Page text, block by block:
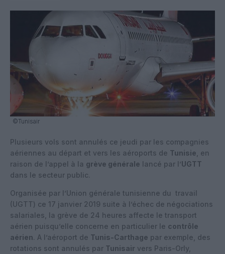
©Tunisair
Plusieurs vols sont annulés ce jeudi par les compagnies
aériennes au départ et vers les aéroports de Tunisie , en
raison de l’appel à la grève générale lancé par l’UGTT
dans le secteur public.
Organisée par l’Union générale tunisienne du travail
(UGTT) ce 17 janvier 2019 suite à l’échec de négociations
salariales, la grève de 24 heures affecte le transport
aérien puisqu’elle concerne en particulier le contrôle
aérien. A l’aéroport de Tunis-Carthage par exemple, des
rotations sont annulés par Tunisair vers Paris-Orly,